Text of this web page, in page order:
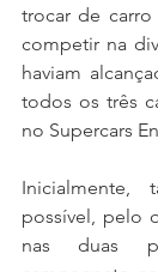
trocar de
competir na
haviam
todos os três
no Supercars
possível, pelo
nas duas